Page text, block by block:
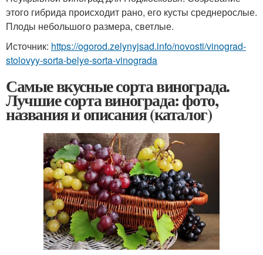
этого гибрида происходит рано, его кусты среднерослые.
Плоды небольшого размера, светлые.
Источник: https://ogorod.zelynyjsad.info/novosti/vinograd-
stolovyy-sorta-belye-sorta-vinograda
Самые вкусные сорта винограда.
Лучшие сорта винограда: фото,
названия и описания (каталог)